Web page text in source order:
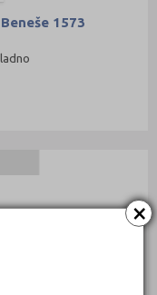
×
1573